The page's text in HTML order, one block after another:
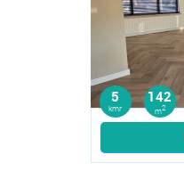
5
kmr
142
m2